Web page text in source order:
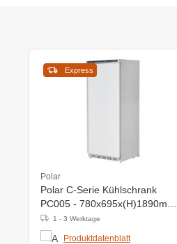
Express
Polar
Polar C-Serie Kühlschrank
PC005 - 780x695x(H)1890mm -
2°C bis 5°C
1 - 3 Werktage
Produktdatenblatt